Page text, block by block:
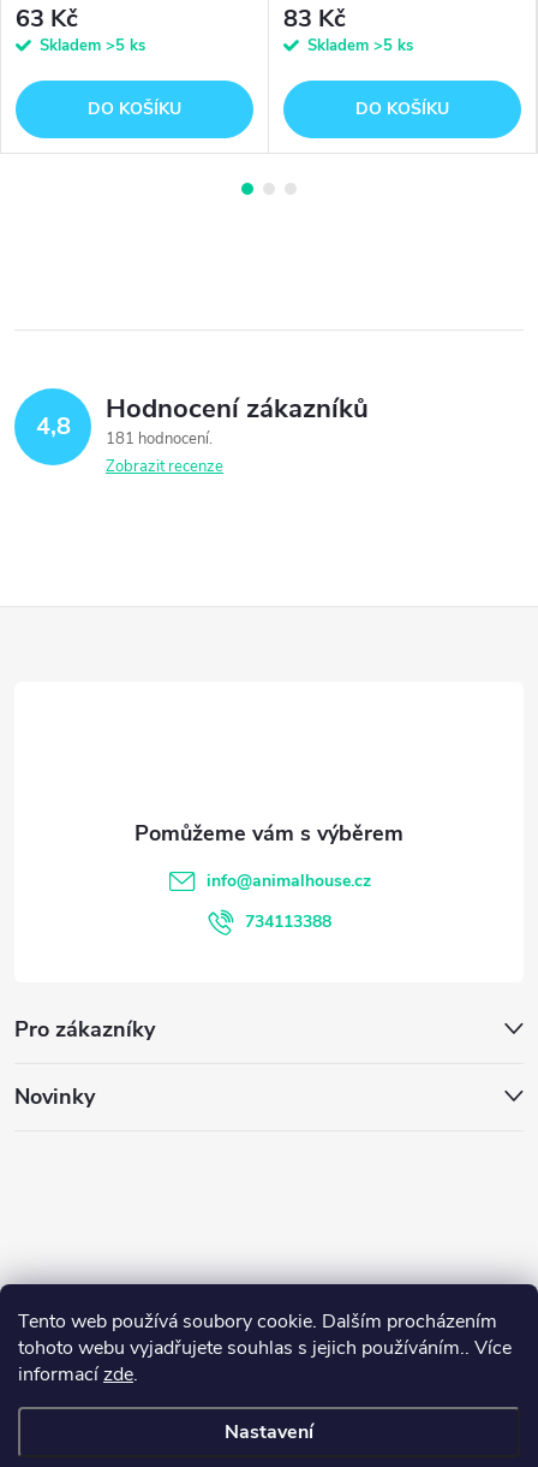
Tento web používá soubory cookie. Dalším procházením
tohoto webu vyjadřujete souhlas s jejich používáním.. Více
informacízde.
Nastavení
63 Kč
Skladem >5 ks
DO KOŠÍKU
83 Kč
Skladem >5 ks
DO KOŠÍKU
4,8 Hodnocení zákazníků
181 hodnocení
Zobrazit recenze
Pro zákazníky
Novinky
info@animalhouse.cz
734113388